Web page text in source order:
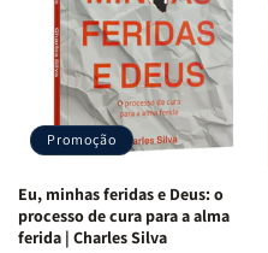
S.
Alves
S.
Alves
Promoção
Eu, minhas feridas e Deus: o
processo de cura para a alma
ferida | Charles Silva